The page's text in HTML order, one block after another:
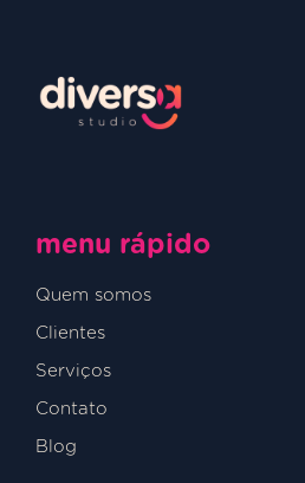
menu rápido
Quem somos
Clientes
Serviços
Contato
Blog